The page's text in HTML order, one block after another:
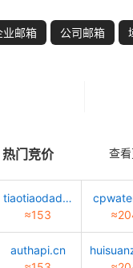
业邮箱 公司邮箱
热门竞价 查
tiaotiaodadao.com
≈153
authapi.cn